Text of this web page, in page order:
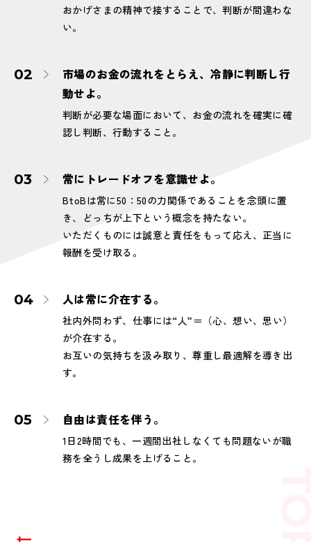
おかげさまの精神で接することで、判断が間違わな
い。
市場のお金の流れをとらえ、冷静に判断し行
動せよ。
判断が必要な場面において、お金の流れを確実に確
認し判断、行動すること。
常にトレードオフを意識せよ。
BtoBは常に50：50の力関係であることを念頭に置
き、どっちが上下という概念を持たない。
いただくものには誠意と責任をもって応え、正当に
報酬を受け取る。
人は常に介在する。
社内外問わず、仕事には“人”＝（心、想い、思い）
が介在する。
お互いの気持ちを汲み取り、尊重し最適解を導き出
す。
自由は責任を伴う。
1日2時間でも、一週間出社しなくても問題ないが職
務を全うし成果を上げること。